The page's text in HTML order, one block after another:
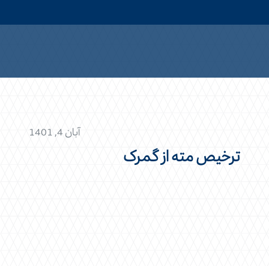
آبان 4, 1401
ترخیص مته از گمرک